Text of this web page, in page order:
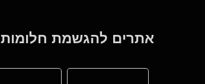
אתרים להגשמת חלומות